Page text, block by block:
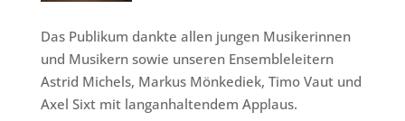
Das Publikum dankte allen jungen Musikerinnen
und Musikern sowie unseren Ensembleleitern
Astrid Michels, Markus Mönkediek, Timo Vaut und
Axel Sixt mit langanhaltendem Applaus.